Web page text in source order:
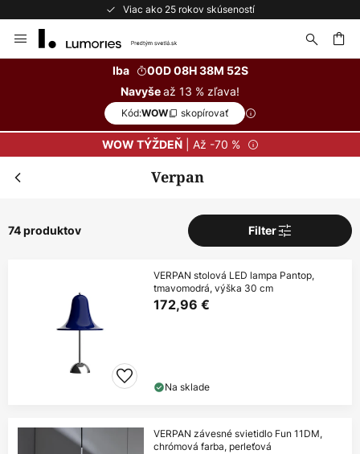
Bezplatné vrátenie do 50 dní
to
Iba
00D 08H 38M 51S
Navyšeaž 13 % zľava!
Kód:WOW skopírovať
WOW TÝŽDEŇ| Až -70 %
Verpan
74 produktov Filter
VERPAN stolová LED lampa Pantop,
tmavomodrá, výška 30 cm
172,96 €
Na sklade
VERPAN závesné svietidlo Fun 11DM,
chrómová farba, perleťová